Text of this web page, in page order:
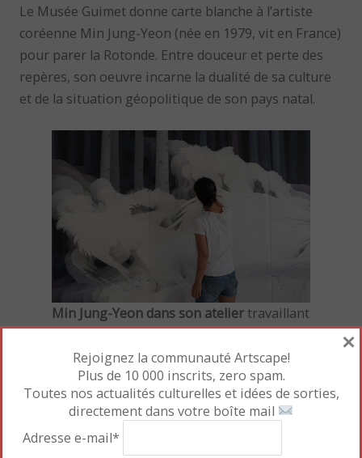
Le Musée Guimet donne carte blanche à l’artiste
coréenne Min Jung-Yeon (née en 1979, vit en France)
pour parer la Rotonde. Entre douceur et perte des
repères, son oeuvre incarne la dualité de sa culture
et de la situation géopolitique de son pays natal.
Min Jung-Yeon dans son atelier travaillant
(c) Photo David Aymon / Courtesy Min
Jung-yeon & Galerie Maria Lund
Lire la suite→
Rejoignez la communauté Artscape!
Plus de 10 000 inscrits, zero spam.
Toutes nos actualités culturelles et idées de sorties,
directement dans votre boîte mail
Adresse e-mail*
×